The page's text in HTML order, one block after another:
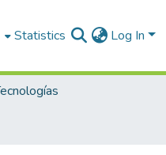
Statistics Log In